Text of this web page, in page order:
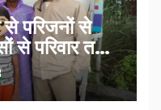
से परिजनों से
से परिवार तक